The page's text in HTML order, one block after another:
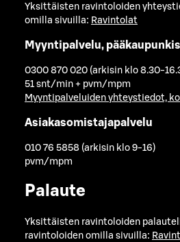
Yksittäisten ravintoloiden
omilla sivuilla: Ravintolat
Myyntipalvelu,
0300 870 020 (arkisin klo 8.30-
51 snt/min + pvm/mpm
Myyntipalveluiden yhteystiedot,
Asiakasomistajapalvelu
010 76 5858 (arkisin klo 9-16)
pvm/mpm
Palaute
Yksittäisten ravintoloiden
ravintoloiden omilla sivuilla: